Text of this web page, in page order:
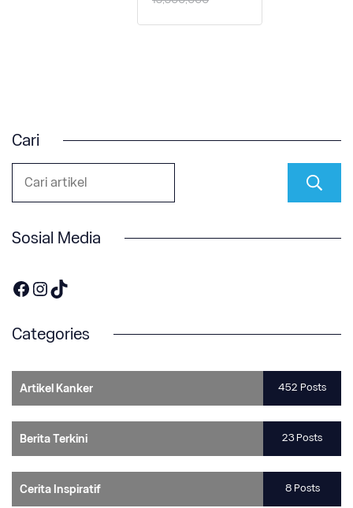
Cari
Sosial Media
https://www.facebook.com/OneOnco-104876148400857
https://www.instagram.com/accounts/login/?next=/one.onco/
TikTok
Categories
Artikel Kanker 452 Posts
Berita Terkini 23 Posts
Cerita Inspiratif 8 Posts